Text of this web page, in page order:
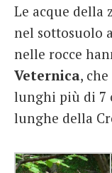
Le acque della
nel sottosuolo
nelle rocce
Veternica,
lunghi più di 7
lunghe della